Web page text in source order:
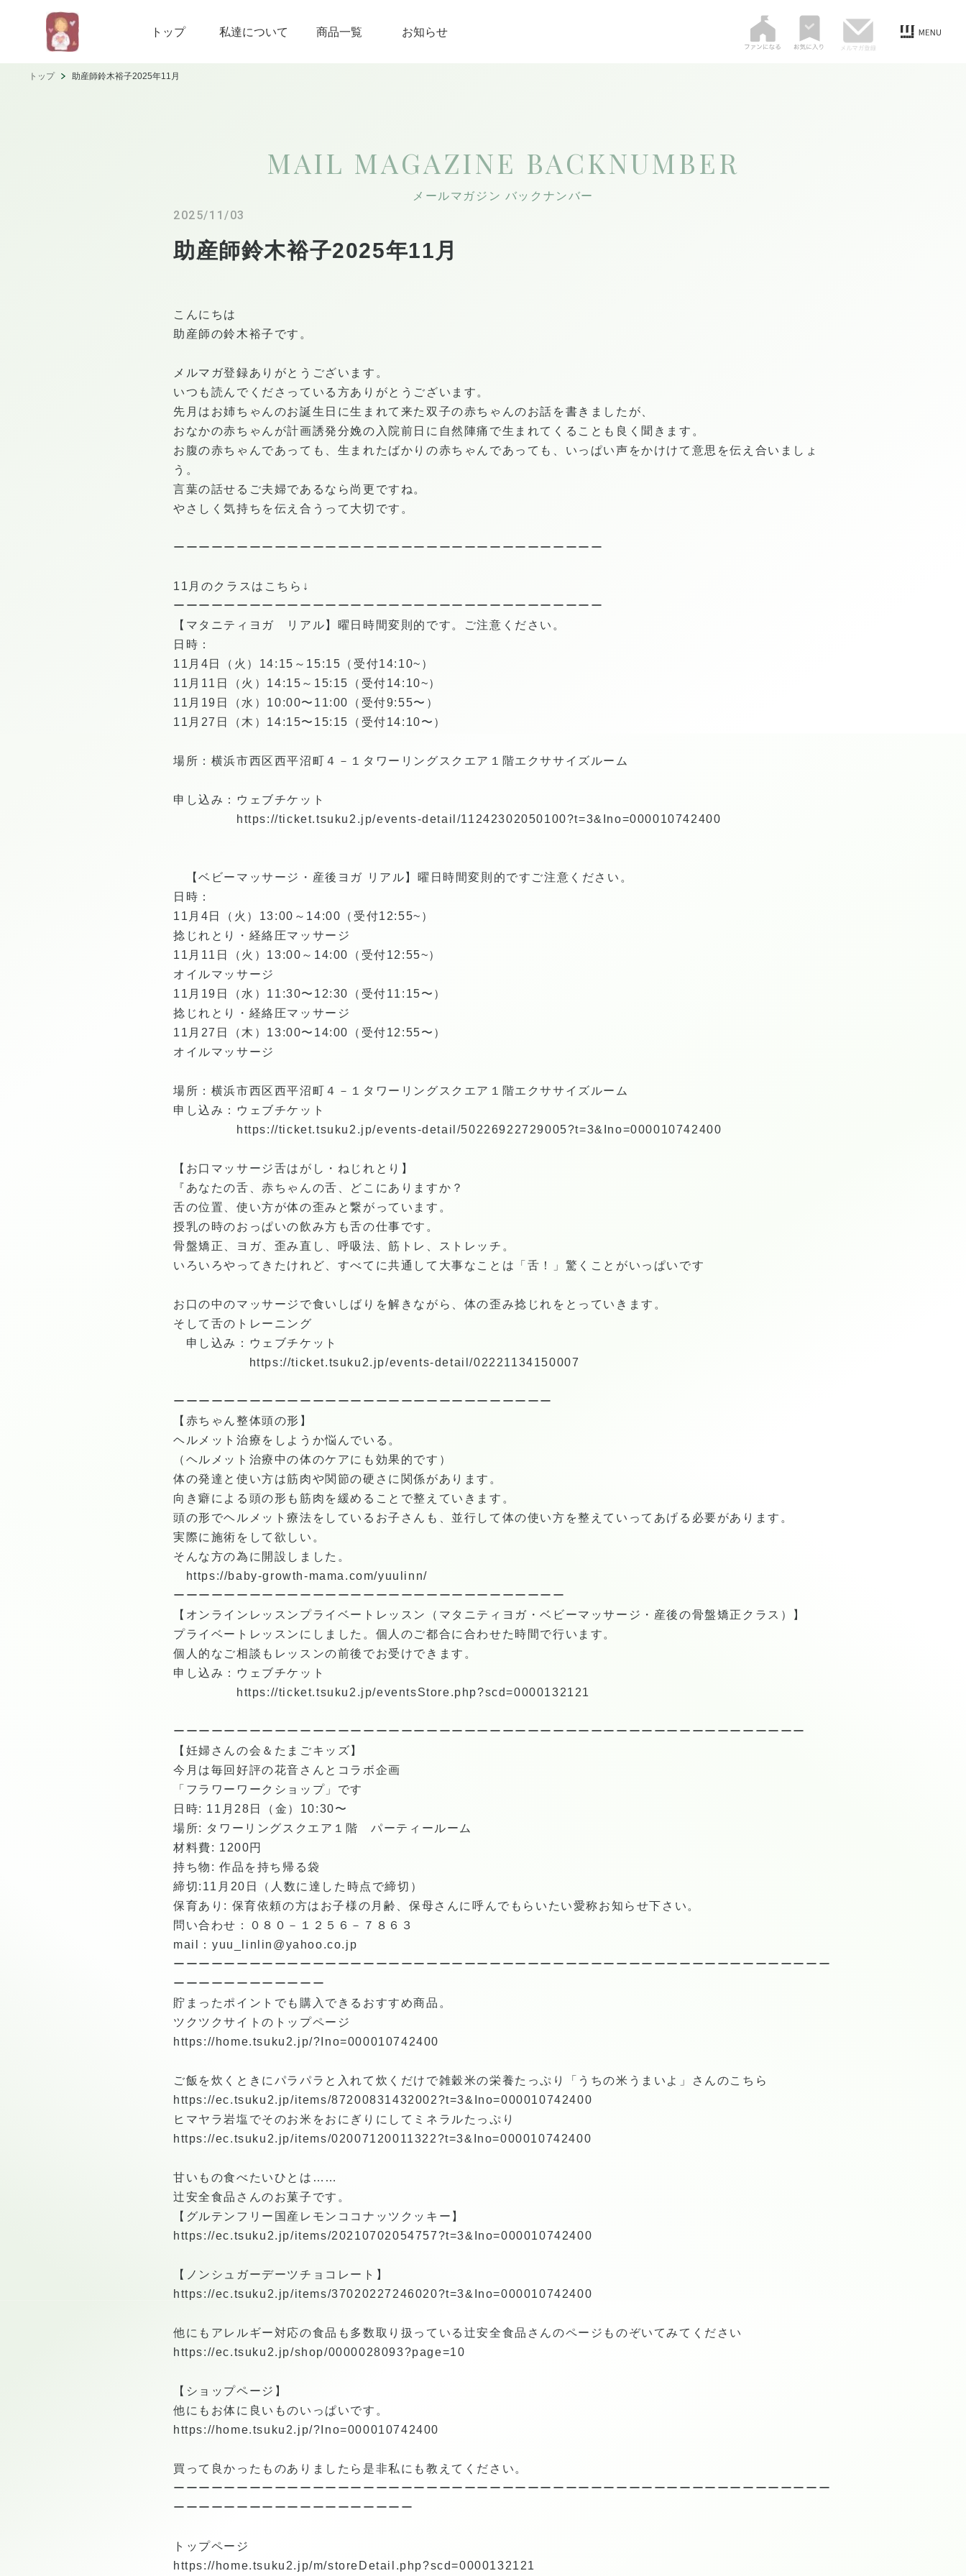
トップ 私達について 商品一覧 お知らせ
トップ 助産師鈴木裕子2025年11月
MAIL MAGAZINE BACKNUMBER
メールマガジン バックナンバー
2025/11/03
助産師鈴木裕子2025年11月
こんにちは
助産師の鈴木裕子です。
メルマガ登録ありがとうございます。
いつも読んでくださっている方ありがとうございます。
先月はお姉ちゃんのお誕生日に生まれて来た双子の赤ちゃんのお話を書きましたが、
おなかの赤ちゃんが計画誘発分娩の入院前日に自然陣痛で生まれてくることも良く聞きます。
お腹の赤ちゃんであっても、生まれたばかりの赤ちゃんであっても、いっぱい声をかけけて意思を伝え合いましょ
う。
言葉の話せるご夫婦であるなら尚更ですね。
やさしく気持ちを伝え合うって大切です。
ーーーーーーーーーーーーーーーーーーーーーーーーーーーーーーーーーー
11月のクラスはこちら↓
ーーーーーーーーーーーーーーーーーーーーーーーーーーーーーーーーーー
【マタニティヨガ リアル】曜日時間変則的です。ご注意ください。
日時：
11月4日（火）14:15～15:15（受付14:10~）
11月11日（火）14:15～15:15（受付14:10~）
11月19日（水）10:00〜11:00（受付9:55〜）
11月27日（木）14:15〜15:15（受付14:10〜）
場所：横浜市西区西平沼町４－１タワーリングスクエア１階エクササイズルーム
申し込み：ウェブチケット
https://ticket.tsuku2.jp/events-detail/11242302050100?t=3&Ino=000010742400
【ベビーマッサージ・産後ヨガ リアル】曜日時間変則的ですご注意ください。
日時：
11月4日（火）13:00～14:00（受付12:55~）
捻じれとり・経絡圧マッサージ
11月11日（火）13:00～14:00（受付12:55~）
オイルマッサージ
11月19日（水）11:30〜12:30（受付11:15〜）
捻じれとり・経絡圧マッサージ
11月27日（木）13:00〜14:00（受付12:55〜）
オイルマッサージ
場所：横浜市西区西平沼町４－１タワーリングスクエア１階エクササイズルーム
申し込み：ウェブチケット
https://ticket.tsuku2.jp/events-detail/50226922729005?t=3&Ino=000010742400
【お口マッサージ舌はがし・ねじれとり】
『あなたの舌、赤ちゃんの舌、どこにありますか？
舌の位置、使い方が体の歪みと繋がっています。
授乳の時のおっぱいの飲み方も舌の仕事です。
骨盤矯正、ヨガ、歪み直し、呼吸法、筋トレ、ストレッチ。
いろいろやってきたけれど、すべてに共通して大事なことは「舌！」驚くことがいっぱいです
お口の中のマッサージで食いしばりを解きながら、体の歪み捻じれをとっていきます。
そして舌のトレーニング
申し込み：ウェブチケット
https://ticket.tsuku2.jp/events-detail/02221134150007
ーーーーーーーーーーーーーーーーーーーーーーーーーーーーーー
【赤ちゃん整体頭の形】
ヘルメット治療をしようか悩んでいる。
（ヘルメット治療中の体のケアにも効果的です）
体の発達と使い方は筋肉や関節の硬さに関係があります。
向き癖による頭の形も筋肉を緩めることで整えていきます。
頭の形でヘルメット療法をしているお子さんも、並行して体の使い方を整えていってあげる必要があります。
実際に施術をして欲しい。
そんな方の為に開設しました。
https://baby-growth-mama.com/yuulinn/
ーーーーーーーーーーーーーーーーーーーーーーーーーーーーーーー
【オンラインレッスンプライベートレッスン（マタニティヨガ・ベビーマッサージ・産後の骨盤矯正クラス）】
プライベートレッスンにしました。個人のご都合に合わせた時間で行います。
個人的なご相談もレッスンの前後でお受けできます。
申し込み：ウェブチケット
https://ticket.tsuku2.jp/eventsStore.php?scd=0000132121
ーーーーーーーーーーーーーーーーーーーーーーーーーーーーーーーーーーーーーーーーーーーーーーーーーー
【妊婦さんの会＆たまごキッズ】
今月は毎回好評の花音さんとコラボ企画
「フラワーワークショップ」です
日時: 11月28日（金）10:30〜
場所: タワーリングスクエア１階 パーティールーム
材料費: 1200円
持ち物: 作品を持ち帰る袋
締切:11月20日（人数に達した時点で締切）
保育あり: 保育依頼の方はお子様の月齢、保母さんに呼んでもらいたい愛称お知らせ下さい。
問い合わせ：０８０－１２５６－７８６３
mail：yuu_linlin@yahoo.co.jp
ーーーーーーーーーーーーーーーーーーーーーーーーーーーーーーーーーーーーーーーーーーーーーーーーーーーー
ーーーーーーーーーーーー
貯まったポイントでも購入できるおすすめ商品。
ツクツクサイトのトップページ
https://home.tsuku2.jp/?Ino=000010742400
ご飯を炊くときにパラパラと入れて炊くだけで雑穀米の栄養たっぷり「うちの米うまいよ」さんのこちら
https://ec.tsuku2.jp/items/87200831432002?t=3&Ino=000010742400
ヒマヤラ岩塩でそのお米をおにぎりにしてミネラルたっぷり
https://ec.tsuku2.jp/items/02007120011322?t=3&Ino=000010742400
甘いもの食べたいひとは……
辻安全食品さんのお菓子です。
【グルテンフリー国産レモンココナッツクッキー】
https://ec.tsuku2.jp/items/20210702054757?t=3&Ino=000010742400
【ノンシュガーデーツチョコレート】
https://ec.tsuku2.jp/items/37020227246020?t=3&Ino=000010742400
他にもアレルギー対応の食品も多数取り扱っている辻安全食品さんのページものぞいてみてください
https://ec.tsuku2.jp/shop/0000028093?page=10
【ショップページ】
他にもお体に良いものいっぱいです。
https://home.tsuku2.jp/?Ino=000010742400
買って良かったものありましたら是非私にも教えてください。
ーーーーーーーーーーーーーーーーーーーーーーーーーーーーーーーーーーーーーーーーーーーーーーーーーーーー
ーーーーーーーーーーーーーーーーーーー
トップページ
https://home.tsuku2.jp/m/storeDetail.php?scd=0000132121